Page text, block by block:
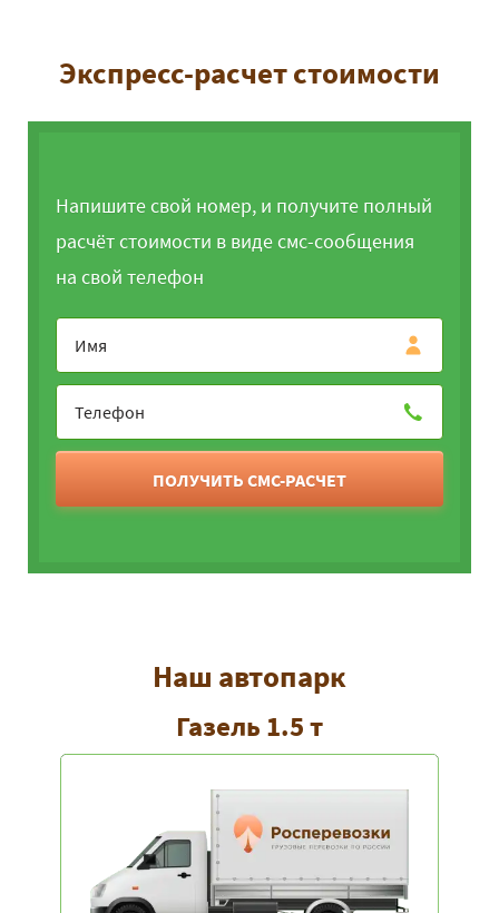
Экспресс-расчет стоимости
Напишите свой номер, и получите полный
расчёт стоимости в виде смс-сообщения
на свой телефон
ПОЛУЧИТЬ СМС-РАСЧЕТ
Наш автопарк
Газель 1.5 т